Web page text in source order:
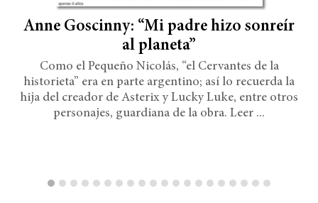
Anne Goscinny: “Mi padre hizo sonreír
al planeta”
Como el Pequeño Nicolás, “el Cervantes de la
historieta” era en parte argentino; así lo recuerda la
hija del creador de Asterix y Lucky Luke, entre otros
personajes, guardiana de la obra. Leer ...